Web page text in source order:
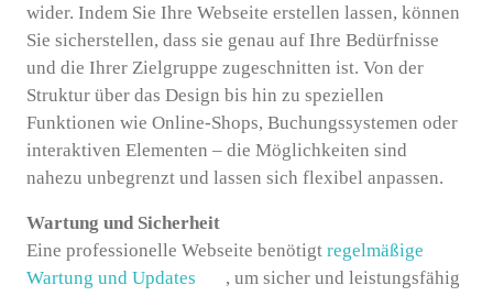
wider. Indem Sie Ihre Webseite erstellen lassen, können
Sie sicherstellen, dass sie genau auf Ihre Bedürfnisse
und die Ihrer Zielgruppe zugeschnitten ist. Von der
Struktur über das Design bis hin zu speziellen
Funktionen wie Online-Shops, Buchungssystemen oder
interaktiven Elementen – die Möglichkeiten sind
nahezu unbegrenzt und lassen sich flexibel anpassen.
Wartung und Sicherheit
Eine professionelle Webseite benötigt regelmäßige
Wartung und Updates
, um sicher und leistungsfähig